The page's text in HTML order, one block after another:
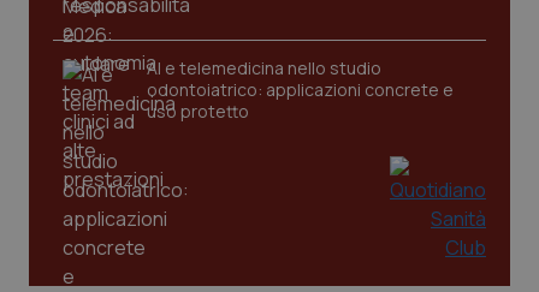
AI e telemedicina nello studio
odontoiatrico: applicazioni concrete e
uso protetto